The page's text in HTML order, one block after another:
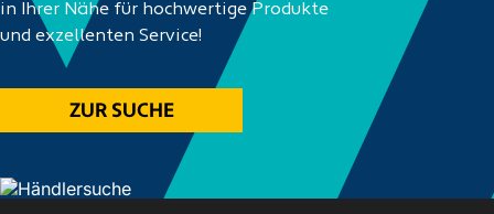
in Ihrer Nähe für hochwertige Produkte
und exzellenten Service!
ZUR SUCHE